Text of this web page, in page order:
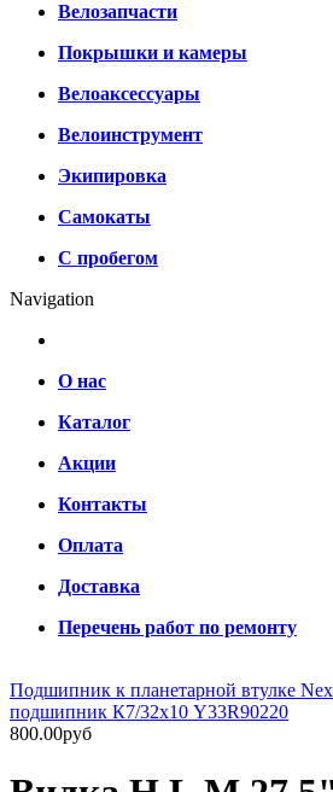
Велозапчасти
Покрышки и камеры
Велоаксессуары
Велоинструмент
Экипировка
Самокаты
С пробегом
Navigation
О нас
Каталог
Акции
Контакты
Оплата
Доставка
Перечень работ по ремонту
Подшипник к планетарной втулке
подшипник К7/32х10 Y33R90220
800.00руб